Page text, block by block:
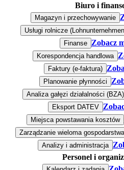
Biuro i
Magazyn i przechowywanie
Usługi rolnicze
Finanse Zobacz
Korespondencja handlowa
Faktury (e-faktura)
Planowanie płynności
Analiza gałęzi działalności (BZA)
Eksport DATEV
Miejsca powstawania kosztów
Zarządzanie wieloma
Analizy i administracja
Personel i